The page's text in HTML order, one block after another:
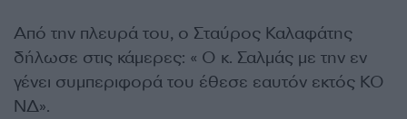
Από την πλευρά του, ο Σταύρος Καλαφάτης
δήλωσε στις κάμερες: « Ο κ. Σαλμάς με την εν
γένει συμπεριφορά του έθεσε εαυτόν εκτός ΚΟ
ΝΔ».